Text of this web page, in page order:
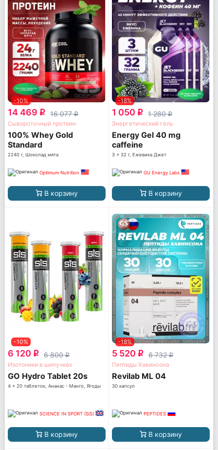
-10%
14 469 q 16 077q
Сывороточный протеин
100% Whey Gold
Standard
2240 г, Шоколад мята
Optimum Nutrition
В корзину
-18%
1 050 q 1 280q
Энергетический гель
Energy Gel 40 mg
caffeine
3 x 32 г, Ежевика Джет
GU Energy Labs
В корзину
-10%
6 120 q 6 800q
Изотоники в шипучках
GO Hydro Tablet 20s
4 x 20 таблеток, Ананас - Манго, Ягоды
SCIENCE IN SPORT (SiS)
В корзину
-18%
5 520 q 6 732q
Пептиды Хавинсона
Revilab ML 04
30 капсул
PEPTIDES
В корзину